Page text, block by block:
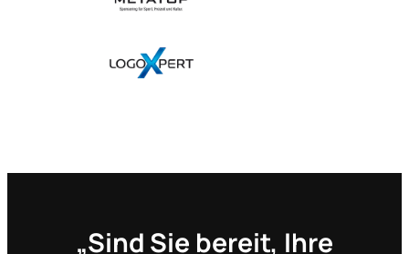
„Sind Sie bereit, Ihre